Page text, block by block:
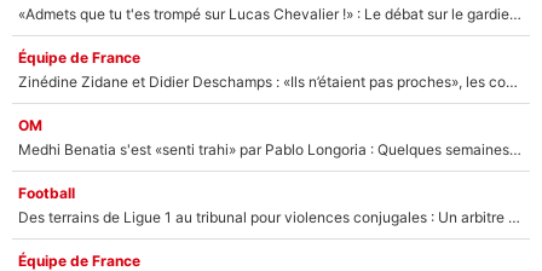
«Admets que tu t'es trompé sur Lucas Chevalier !» : Le débat sur le gardien du PSG vire au clash à l'After Foot
Équipe de France
Zinédine Zidane et Didier Deschamps : «Ils n’étaient pas proches», les confidences d’un membre de l’équipe de France 1998 sur leur relation spéciale
OM
Medhi Benatia s'est «senti trahi» par Pablo Longoria : Quelques semaines après son départ, l'ancien directeur de football de l'OM règle ses comptes
Football
Des terrains de Ligue 1 au tribunal pour violences conjugales : Un arbitre français encourt une peine de 18 mois de prison !
Équipe de France